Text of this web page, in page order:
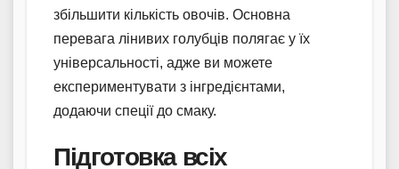
збільшити кількість овочів. Основна
перевага лінивих голубців полягає у їх
універсальності, адже ви можете
експериментувати з інгредієнтами,
додаючи спеції до смаку.
Підготовка всіх